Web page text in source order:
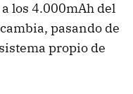
los 4.000mAh del
pasando de
propio de